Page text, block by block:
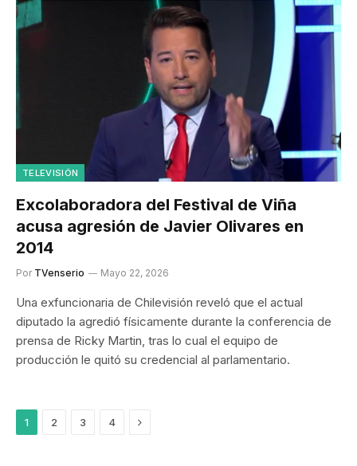
TELEVISIÓN
Excolaboradora del Festival de Viña
acusa agresión de Javier Olivares en
2014
Por TVenserio Mayo 22, 2026
Una exfuncionaria de Chilevisión reveló que el actual
diputado la agredió físicamente durante la conferencia de
prensa de Ricky Martin, tras lo cual el equipo de
producción le quitó su credencial al parlamentario.
1 2 3 4 Siguiente